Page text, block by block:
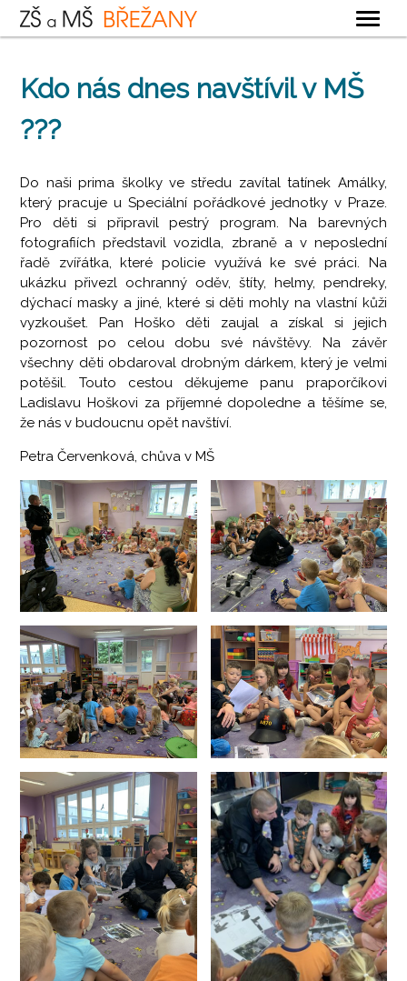
ZÁKLADNÍ ŠKOLA
ŠKOLNÍ JÍDELNA
KONTAKTY
Kdo nás dnes navštívil v MŠ
???
Do naši prima školky ve středu zavítal tatínek Amálky,
který pracuje u Speciální pořádkové jednotky v Praze.
Pro děti si připravil pestrý program. Na barevných
fotografiích představil vozidla, zbraně a v neposlední
řadě zvířátka, které policie využívá ke své práci. Na
ukázku přivezl ochranný oděv, štíty, helmy, pendreky,
dýchací masky a jiné, které si děti mohly na vlastní kůži
vyzkoušet. Pan Hoško děti zaujal a získal si jejich
pozornost po celou dobu své návštěvy. Na závěr
všechny děti obdaroval drobným dárkem, který je velmi
potěšil. Touto cestou děkujeme panu praporčíkovi
Ladislavu Hoškovi za příjemné dopoledne a těšíme se,
že nás v budoucnu opět navštíví.
Petra Červenková, chůva v MŠ